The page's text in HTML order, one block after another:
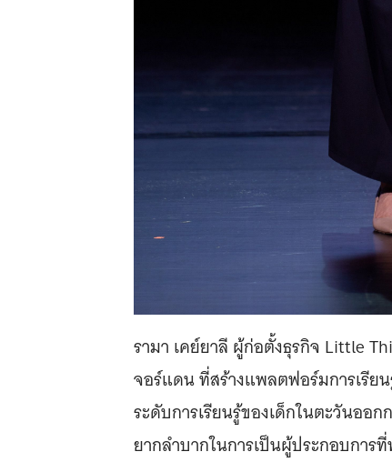
รามา เคย์ยาลี ผู้ก่อตั้งธุรกิจ Little
จอร์แดน ที่สร้างแพลตฟอร์มการเรี
ระดับการเรียนรู้ของเด็กในตะวันออ
ยากลำบากในการเป็นผู้ประกอบกา